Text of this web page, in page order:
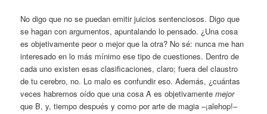
No digo que no se puedan emitir juicios sentenciosos. Digo que
se hagan con argumentos, apuntalando lo pensado. ¿Una cosa
es objetivamente peor o mejor que la otra? No sé: nunca me han
interesado en lo más mínimo ese tipo de cuestiones. Dentro de
cada uno existen esas clasificaciones, claro; fuera del claustro
de tu cerebro, no. Lo malo es confundir eso. Además, ¿cuántas
veces habremos oído que una cosa A es objetivamentemejor
que B, y, tiempo después y como por arte de magia –¡alehop!–